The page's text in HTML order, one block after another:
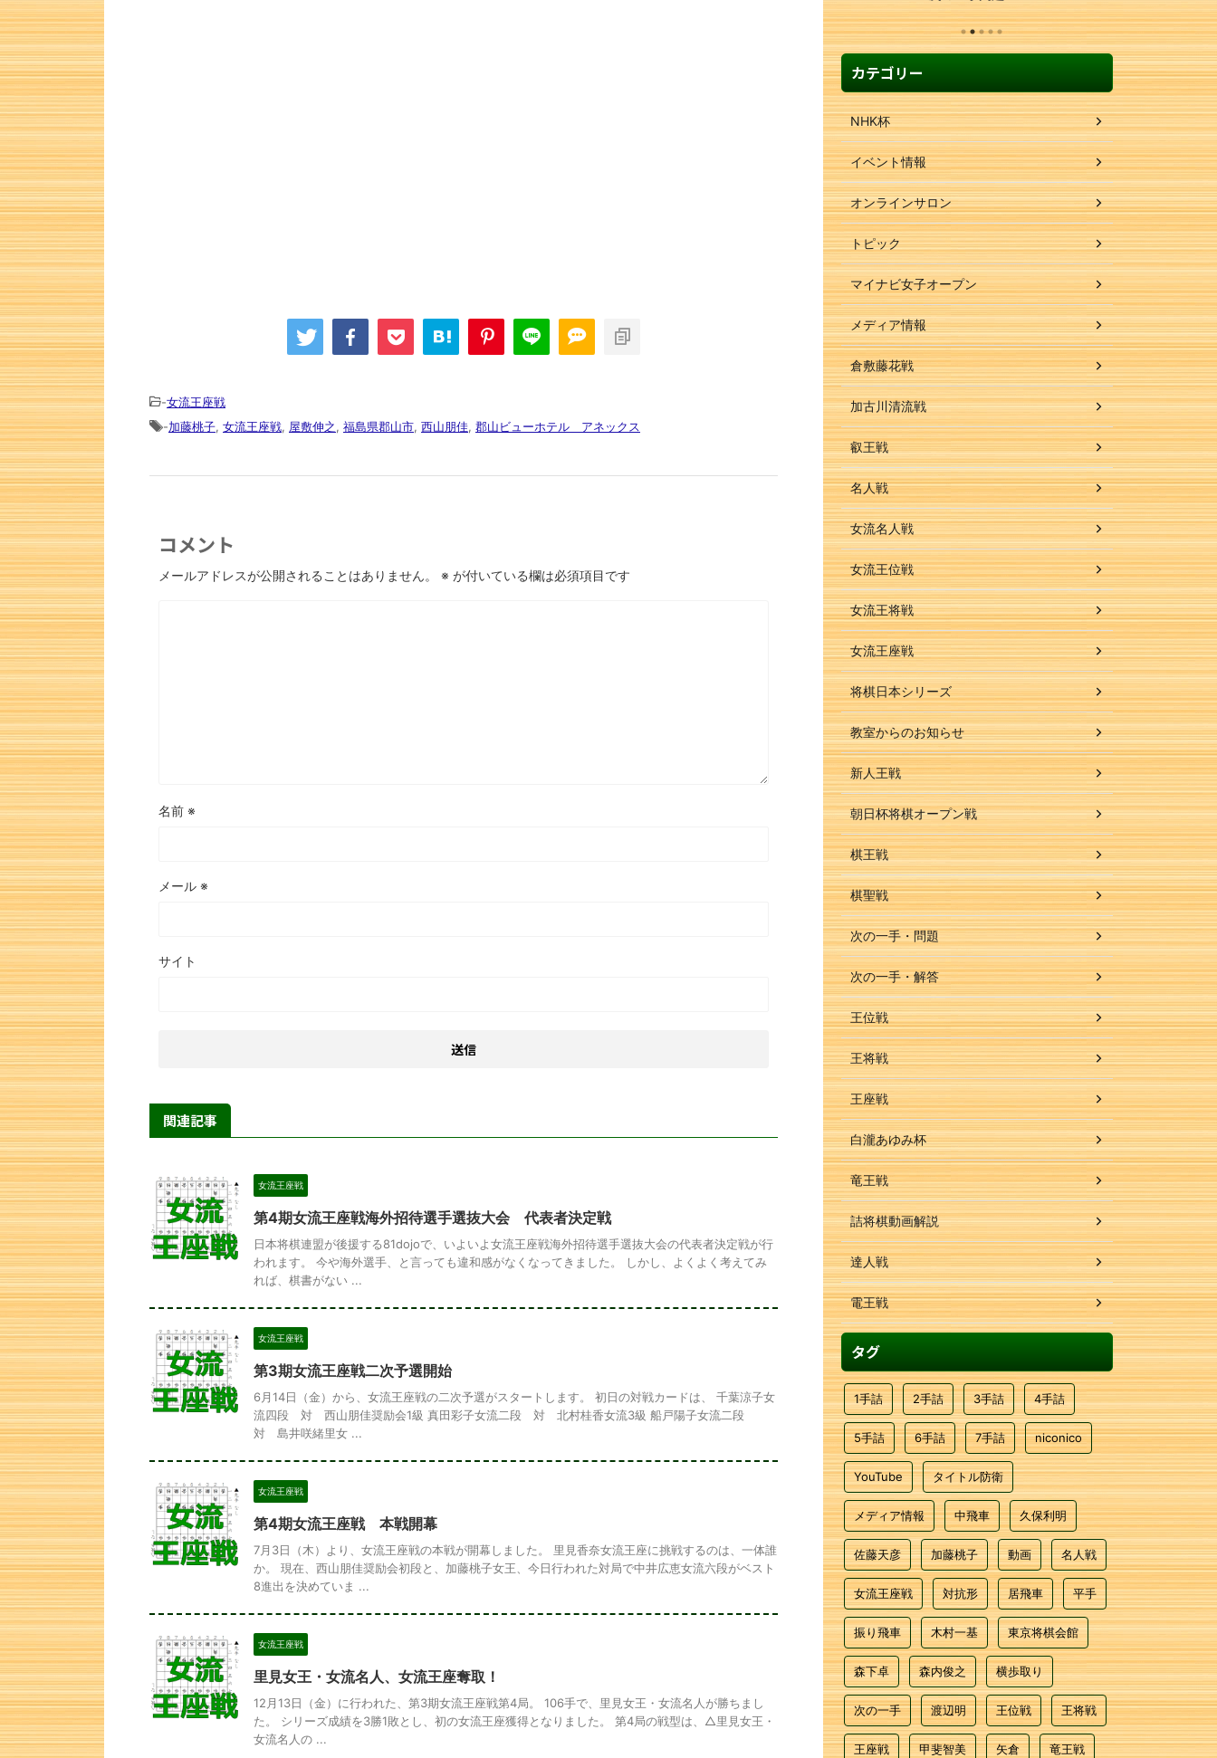
-女流王座戦
-加藤桃子, 女流王座戦, 屋敷伸之, 福島県郡山市, 西山朋佳, 郡山ビューホテル アネックス
コメント
メールアドレスが公開されることはありません。 ※ が付いている欄は必須項目です
名前 ※
メール ※
サイト
関連記事
女流王座戦
第4期女流王座戦海外招待選手選抜大会 代表者決定戦
日本将棋連盟が後援する81dojoで、いよいよ女流王座戦海外招待選手選抜大会の代表者決定戦が行
われます。 今や海外選手、と言っても違和感がなくなってきました。 しかし、よくよく考えてみ
れば、棋書がない ...
女流王座戦
第3期女流王座戦二次予選開始
6月14日（金）から、女流王座戦の二次予選がスタートします。 初日の対戦カードは、 千葉涼子女
流四段 対 西山朋佳奨励会1級 真田彩子女流二段 対 北村桂香女流3級 船戸陽子女流二段
対 島井咲緒里女 ...
女流王座戦
第4期女流王座戦 本戦開幕
7月3日（木）より、女流王座戦の本戦が開幕しました。 里見香奈女流王座に挑戦するのは、一体誰
か。 現在、西山朋佳奨励会初段と、加藤桃子女王、今日行われた対局で中井広恵女流六段がベスト
8進出を決めていま ...
女流王座戦
里見女王・女流名人、女流王座奪取！
12月13日（金）に行われた、第3期女流王座戦第4局。 106手で、里見女王・女流名人が勝ちまし
た。 シリーズ成績を3勝1敗とし、初の女流王座獲得となりました。 第4局の戦型は、△里見女王・
女流名人の ...
カテゴリー
NHK杯
イベント情報
オンラインサロン
トピック
マイナビ女子オープン
メディア情報
倉敷藤花戦
加古川清流戦
叡王戦
名人戦
女流名人戦
女流王位戦
女流王将戦
女流王座戦
将棋日本シリーズ
教室からのお知らせ
新人王戦
朝日杯将棋オープン戦
棋王戦
棋聖戦
次の一手・問題
次の一手・解答
王位戦
王将戦
王座戦
白瀧あゆみ杯
竜王戦
詰将棋動画解説
達人戦
電王戦
タグ
1手詰 2手詰 3手詰 4手詰
5手詰 6手詰 7手詰 niconico
YouTube タイトル防衛
メディア情報 中飛車 久保利明
佐藤天彦 加藤桃子 動画 名人戦
女流王座戦 対抗形 居飛車 平手
振り飛車 木村一基 東京将棋会館
森下卓 森内俊之 横歩取り
次の一手 渡辺明 王位戦 王将戦
王座戦 甲斐智美 矢倉 竜王戦